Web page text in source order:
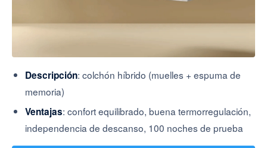
Descripción: colchón híbrido (muelles + espuma de
memoria)
Ventajas: confort equilibrado, buena termorregulación,
independencia de descanso, 100 noches de prueba